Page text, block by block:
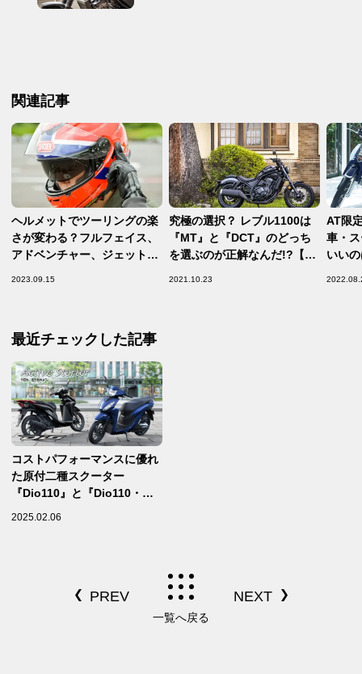
関連記事
ヘルメットでツーリングの楽
さが変わる？フルフェイス、
アドベンチャー、ジェットな
2023.09.15
究極の選択？ レブル1100は
『MT』と『DCT』のどっち
を選ぶのが正解なんだ!?【ホ
2021.10.23
AT限
車・
いい
最近チェックした記事
コストパフォーマンスに優れ
た原付二種スクーター
『Dio110』と『Dio110・ベ
ーシック』がカラーリングを
2025.02.06
一覧へ戻る